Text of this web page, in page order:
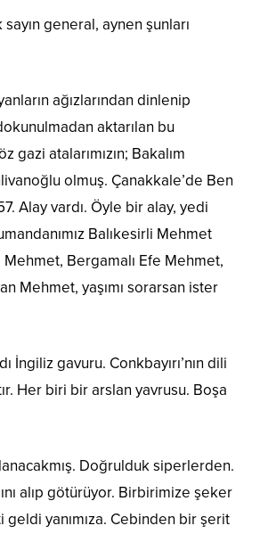
general, aynen şunları
ağızlarından dinlenip
aktarılan bu
gazi atalarımızın; Bakalım
olmuş. Çanakkale’de Ben
Alay vardı. Öyle bir alay, yedi
Balıkesirli Mehmet
Bergamalı Efe Mehmet,
Mehmet, yaşımı sorarsan ister
gavuru. Conkbayırı’nın dili
Her biri bir arslan yavrusu. Boşa
Doğrulduk siperlerden.
alıp götürüyor. Birbirimize şeker
yanımıza. Cebinden bir şerit